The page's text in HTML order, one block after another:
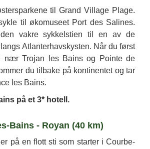
til Grand Village Plage.
til økomuseet Port des Salines.
vakre sykkelstien til en av de
Atlanterhavskysten. Når du først
Trojan les Bains og Pointe de
du tilbake på kontinentet og tar
les Bains.
på et 3* hotell.
Bains - Royan (40 km)
på en flott sti som starter i Courbe-